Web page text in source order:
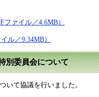
ァイル／4.6MB）
ル／9.34MB）
別委員会について
いて協議を行いました。